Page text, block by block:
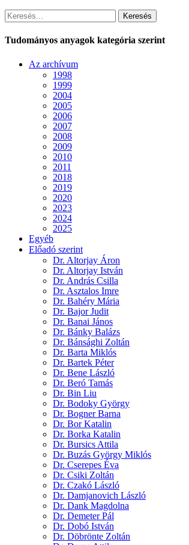
Keresés
Tudományos anyagok kategória szerint
Az archívum
1998
1999
2004
2005
2006
2007
2008
2009
2010
2011
2018
2019
2020
2023
2024
2025
Egyéb
Előadó szerint
Dr. Altorjay Áron
Dr. Altorjay István
Dr. András Csilla
Dr. Asztalos Imre
Dr. Bahéry Mária
Dr. Bajor Judit
Dr. Banai János
Dr. Bánky Balázs
Dr. Bánsághi Zoltán
Dr. Barta Miklós
Dr. Bartek Péter
Dr. Bene László
Dr. Beró Tamás
Dr. Bin Liu
Dr. Bodoky György
Dr. Bogner Barna
Dr. Bor Katalin
Dr. Borka Katalin
Dr. Bursics Attila
Dr. Buzás György Miklós
Dr. Cserepes Éva
Dr. Csiki Zoltán
Dr. Czakó László
Dr. Damjanovich László
Dr. Dank Magdolna
Dr. Demeter Pál
Dr. Dobó István
Dr. Döbrönte Zoltán